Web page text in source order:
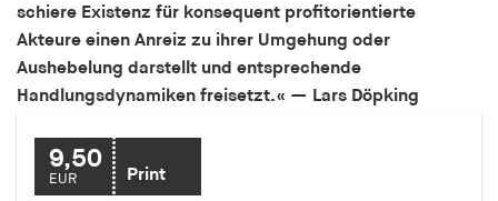
schiere Existenz für konsequent profitorientierte
Akteure einen Anreiz zu ihrer Umgehung oder
Aushebelung darstellt und entsprechende
Handlungsdynamiken freisetzt.« — Lars Döpking
9,50
EUR Print
fe_typo_user
Name:
fe_typo_user
Anbieter:
hamburger-edition.de